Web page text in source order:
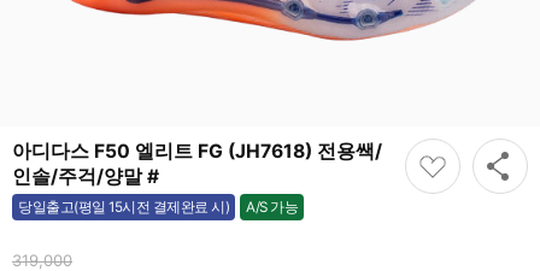
아디다스 F50 엘리트 FG (JH7618) 전용쌕/
인솔/주걱/양말 #
당일출고(평일 15시전 결제완료 시) A/S 가능
가능
319,000